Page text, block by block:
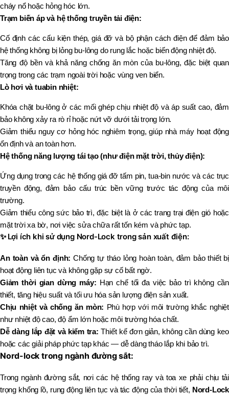
cháy nổ hoặc hỏng hóc lớn.
Trạm biến áp và hệ thống truyền tải điện:
Cố định các cấu kiện thép, giá đỡ và bộ phận cách điện để đảm bảo
hệ thống không bị lỏng bu-lông do rung lắc hoặc biến động nhiệt độ.
Tăng độ bền và khả năng chống ăn mòn của bu-lông, đặc biệt quan
trọng trong các trạm ngoài trời hoặc vùng ven biển.
Lò hơi và tuabin nhiệt:
Khóa chặt bu-lông ở các mối ghép chịu nhiệt độ và áp suất cao, đảm
bảo không xảy ra rò rỉ hoặc nứt vỡ dưới tải trọng lớn.
Giảm thiểu nguy cơ hỏng hóc nghiêm trọng, giúp nhà máy hoạt động
ổn định và an toàn hơn.
Hệ thống năng lượng tái tạo (như điện mặt trời, thủy điện):
Ứng dụng trong các hệ thống giá đỡ tấm pin, tua-bin nước và các trục
truyền động, đảm bảo cấu trúc bền vững trước tác động của môi
trường.
Giảm thiểu công sức bảo trì, đặc biệt là ở các trang trại điện gió hoặc
mặt trời xa bờ, nơi việc sửa chữa rất tốn kém và phức tạp.
✨Lợi ích khi sử dụng Nord-Lock trong sản xuất điện:
An toàn và ổn định: Chống tự tháo lỏng hoàn toàn, đảm bảo thiết bị
hoạt động liên tục và không gặp sự cố bất ngờ.
Giảm thời gian dừng máy: Hạn chế tối đa việc bảo trì không cần
thiết, tăng hiệu suất và tối ưu hóa sản lượng điện sản xuất.
Chịu nhiệt và chống ăn mòn: Phù hợp với môi trường khắc nghiệt
như nhiệt độ cao, độ ẩm lớn hoặc môi trường hóa chất.
Dễ dàng lắp đặt và kiểm tra: Thiết kế đơn giản, không cần dùng keo
hoặc các giải pháp phức tạp khác — dễ dàng tháo lắp khi bảo trì.
Nord-lock trong ngành đường sắt:
Trong ngành đường sắt, nơi các hệ thống ray và toa xe phải chịu tải
trọng khổng lồ, rung động liên tục và tác động của thời tiết, Nord-Lock